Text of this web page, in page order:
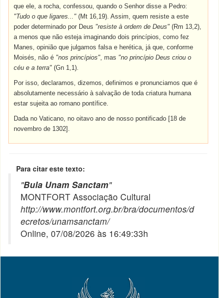
que ele, a rocha, confessou, quando o Senhor disse a Pedro:
"Tudo o que ligares..." (Mt 16,19). Assim, quem resiste a este
poder determinado por Deus "resiste à ordem de Deus" (Rm 13,2),
a menos que não esteja imaginando dois princípios, como fez
Manes, opinião que julgamos falsa e herética, já que, conforme
Moisés, não é "nos princípios", mas "no princípio Deus criou o
céu e a terra" (Gn 1,1).
Por isso, declaramos, dizemos, definimos e pronunciamos que é
absolutamente necessário à salvação de toda criatura humana
estar sujeita ao romano pontífice.
Dada no Vaticano, no oitavo ano de nosso pontificado [18 de
novembro de 1302].
Para citar este texto:
"Bula Unam Sanctam"
MONTFORT Associação Cultural
http://www.montfort.org.br/bra/documentos/d
ecretos/unamsanctam/
Online, 07/08/2026 às 16:49:33h